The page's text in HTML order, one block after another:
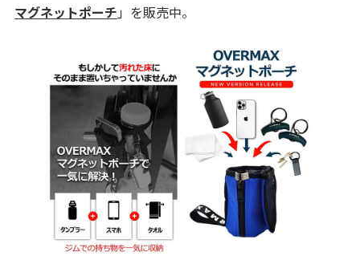
マグネットポーチ 」を販売中。